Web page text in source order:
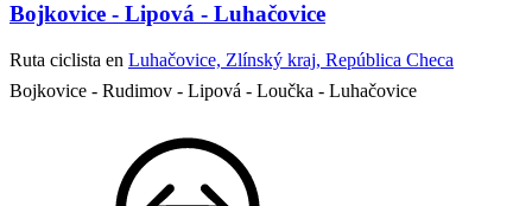
Bojkovice - Lipová - Luhačovice
Ruta ciclista en Luhačovice, Zlínský kraj, República Checa
Bojkovice - Rudimov - Lipová - Loučka - Luhačovice